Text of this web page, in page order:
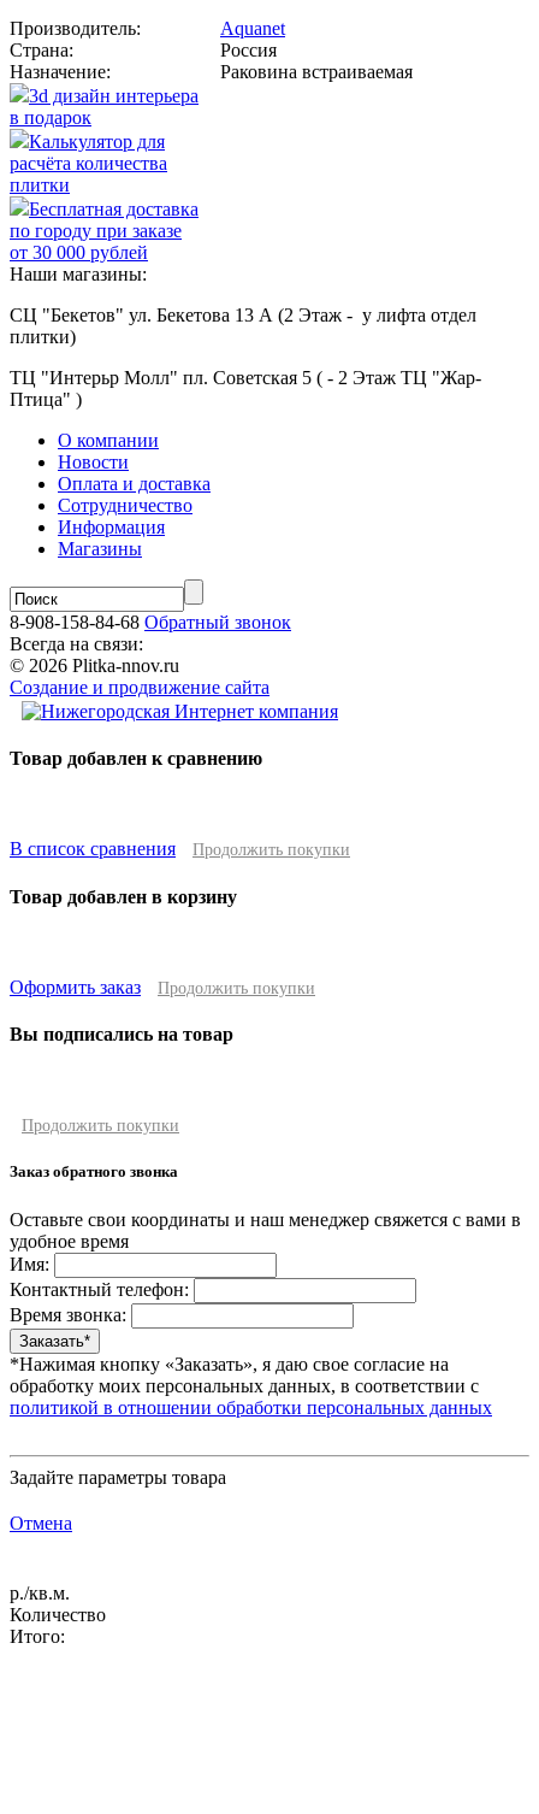
Производитель:
Aquanet
Страна:
Россия
Назначение:
Раковина встраиваемая
3d дизайн интерьера
в подарок
Калькулятор для
расчёта количества
плитки
Бесплатная доставка
по городу при заказе
от 30 000 рублей
Наши магазины:
СЦ "Бекетов" ул. Бекетова 13 А (2 Этаж - у лифта отдел
плитки)
ТЦ "Интерьр Молл" пл. Советская 5 ( - 2 Этаж ТЦ "Жар-
Птица" )
О компании
Новости
Оплата и доставка
Сотрудничество
Информация
Магазины
8-908-158-84-68 Обратный звонок
Всегда на связи:
© 2026 Plitka-nnov.ru
Создание и продвижение сайта
Товар добавлен к сравнению
В список сравнения Продолжить покупки
Товар добавлен в корзину
Оформить заказ Продолжить покупки
Вы подписались на товар
Продолжить покупки
Заказ обратного звонка
Оставьте свои координаты и наш менеджер свяжется с вами в
удобное время
Имя:
Контактный телефон:
Время звонка:
*Нажимая кнопку «Заказать», я даю свое согласие на
обработку моих персональных данных, в соответствии с
политикой в отношении обработки персональных данных
Задайте параметры товара
Отмена
р./кв.м.
Количество
Итого: